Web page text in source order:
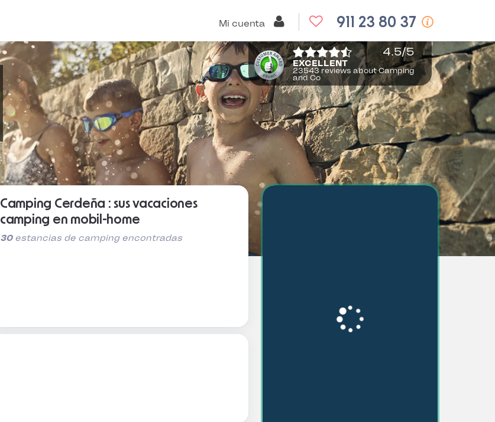
Mi cuenta 911 23 80 37
EXCELLENT
4.5/5
23543 reviews about Camping
and Co
Camping Cerdeña : sus vacaciones
camping en mobil-home
30estancias de camping encontradas